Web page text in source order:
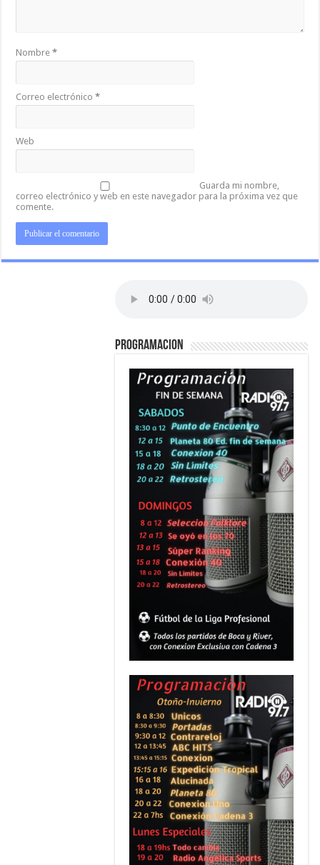
Nombre*
Correo electrónico*
Web
Guarda mi nombre,
correo electrónico y web en este navegador para la próxima vez que
comente.
PROGRAMACION